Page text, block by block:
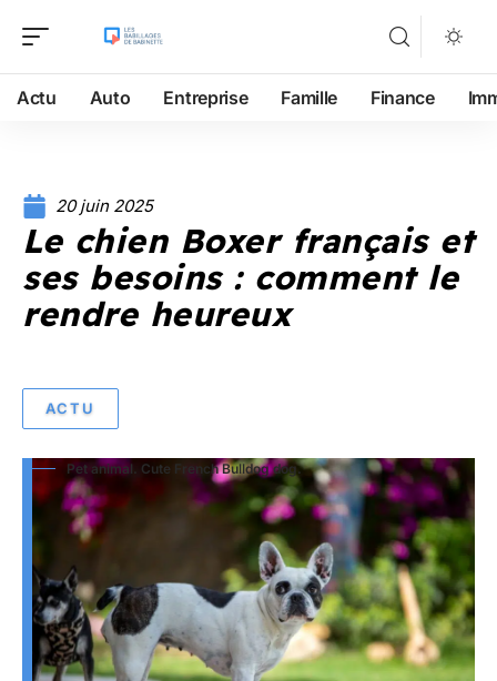
Actu Auto Entreprise Famille Finance
20 juin 2025
Le chien Boxer français et
ses besoins : comment le
rendre heureux
ACTU
Pet animal. Cute French Bulldog dog.